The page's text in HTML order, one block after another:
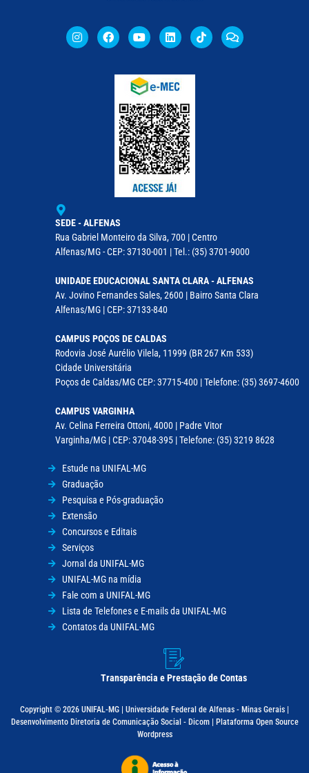
SEDE - ALFENAS
Rua Gabriel Monteiro da Silva, 700 | Centro
Alfenas/MG - CEP: 37130-001 | Tel.: (35) 3701-9000
UNIDADE EDUCACIONAL SANTA CLARA - ALFENAS
Av. Jovino Fernandes Sales, 2600 | Bairro Santa Clara
Alfenas/MG | CEP: 37133-840
CAMPUS POÇOS DE CALDAS
Rodovia José Aurélio Vilela, 11999 (BR 267 Km 533)
Cidade Universitária
Poços de Caldas/MG CEP: 37715-400 | Telefone: (35) 3697-4600
CAMPUS VARGINHA
Av. Celina Ferreira Ottoni, 4000 | Padre Vitor
Varginha/MG | CEP: 37048-395 | Telefone: (35) 3219 8628
Estude na UNIFAL-MG
Graduação
Pesquisa e Pós-graduação
Extensão
Concursos e Editais
Serviços
Jornal da UNIFAL-MG
UNIFAL-MG na mídia
Fale com a UNIFAL-MG
Lista de Telefones e E-mails da UNIFAL-MG
Contatos da UNIFAL-MG
Transparência e Prestação de Contas
Copyright © 2026 UNIFAL-MG | Universidade Federal de Alfenas - Minas Gerais |
Desenvolvimento Diretoria de Comunicação Social - Dicom | Plataforma Open Source
Wordpress